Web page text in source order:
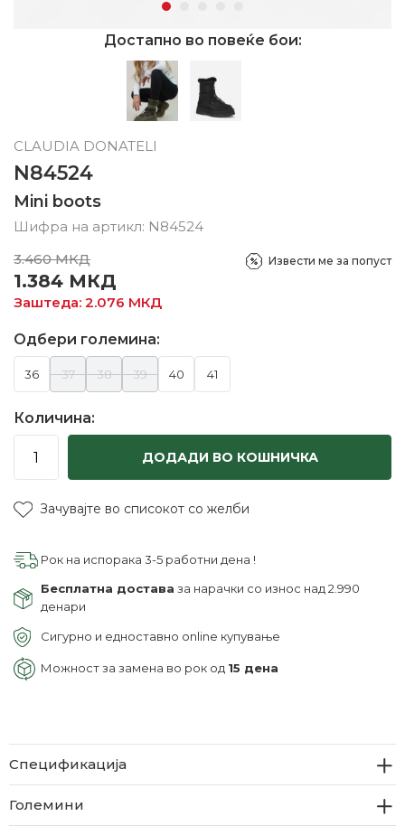
Достапно во повеќе бои:
CLAUDIA DONATELI
N84524
Mini boots
Шифра на артикл: N84524
3.460 МКД
1.384 МКД
Заштеда: 2.076 МКД
Извести ме за попуст
Одбери големина:
36 37 38 39 40 41
Количина:
ДОДАДИ ВО КОШНИЧКА
Зачувајте во списокот со желби
Рок на испорака 3-5 работни дена !
Бесплатна достава за нарачки со износ над 2.990
денари
Сигурно и едноставно online купување
Можност за замена во рок од 15 дена
Спецификација
Големини